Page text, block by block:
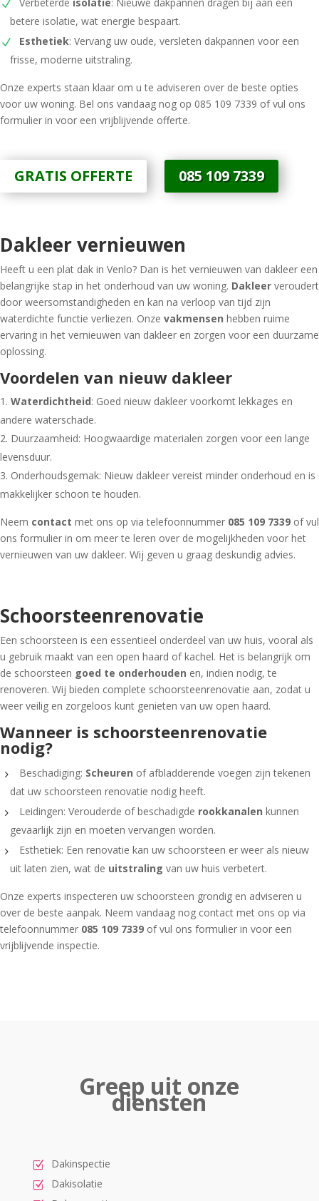
betere isolatie, wat energie bespaart.
Esthetiek: Vervang uw oude, versleten dakpannen voor een
frisse, moderne uitstraling.
Onze experts staan klaar om u te adviseren over de beste opties
voor uw woning. Bel ons vandaag nog op 085 109 7339 of vul ons
formulier in voor een vrijblijvende offerte.
GRATIS OFFERTE 085 109 7339
Dakleer vernieuwen
Heeft u een plat dak in Venlo? Dan is het vernieuwen van dakleer een
belangrijke stap in het onderhoud van uw woning. Dakleer veroudert
door weersomstandigheden en kan na verloop van tijd zijn
waterdichte functie verliezen. Onze vakmensen hebben ruime
ervaring in het vernieuwen van dakleer en zorgen voor een duurzame
oplossing.
Voordelen van nieuw dakleer
Waterdichtheid: Goed nieuw dakleer voorkomt lekkages en
andere waterschade.
Duurzaamheid: Hoogwaardige materialen zorgen voor een lange
levensduur.
Onderhoudsgemak: Nieuw dakleer vereist minder onderhoud en is
makkelijker schoon te houden.
Neem contact met ons op via telefoonnummer 085 109 7339 of vul
ons formulier in om meer te leren over de mogelijkheden voor het
vernieuwen van uw dakleer. Wij geven u graag deskundig advies.
Schoorsteenrenovatie
Een schoorsteen is een essentieel onderdeel van uw huis, vooral als
u gebruik maakt van een open haard of kachel. Het is belangrijk om
de schoorsteen goed te onderhouden en, indien nodig, te
renoveren. Wij bieden complete schoorsteenrenovatie aan, zodat u
weer veilig en zorgeloos kunt genieten van uw open haard.
Wanneer is schoorsteenrenovatie
nodig?
Beschadiging: Scheuren of afbladderende voegen zijn tekenen
dat uw schoorsteen renovatie nodig heeft.
Leidingen: Verouderde of beschadigde rookkanalen kunnen
gevaarlijk zijn en moeten vervangen worden.
Esthetiek: Een renovatie kan uw schoorsteen er weer als nieuw
uit laten zien, wat de uitstraling van uw huis verbetert.
Onze experts inspecteren uw schoorsteen grondig en adviseren u
over de beste aanpak. Neem vandaag nog contact met ons op via
telefoonnummer 085 109 7339 of vul ons formulier in voor een
vrijblijvende inspectie.
Greep uit onze
diensten
Dakinspectie
Dakisolatie